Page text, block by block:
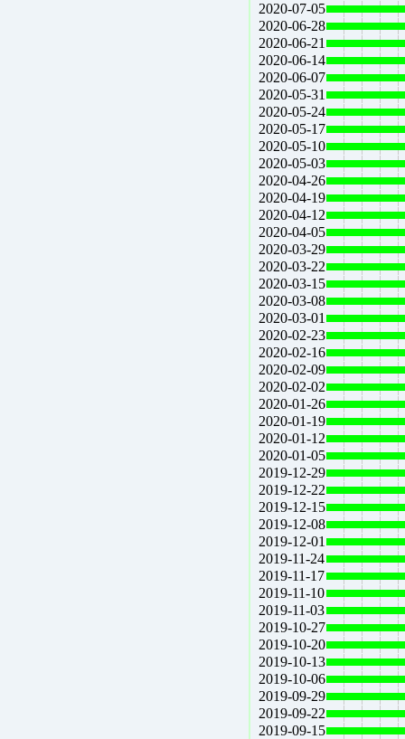
2020-07-05
2020-06-28
2020-06-21
2020-06-14
2020-06-07
2020-05-31
2020-05-24
2020-05-17
2020-05-10
2020-05-03
2020-04-26
2020-04-19
2020-04-12
2020-04-05
2020-03-29
2020-03-22
2020-03-15
2020-03-08
2020-03-01
2020-02-23
2020-02-16
2020-02-09
2020-02-02
2020-01-26
2020-01-19
2020-01-12
2020-01-05
2019-12-29
2019-12-22
2019-12-15
2019-12-08
2019-12-01
2019-11-24
2019-11-17
2019-11-10
2019-11-03
2019-10-27
2019-10-20
2019-10-13
2019-10-06
2019-09-29
2019-09-22
2019-09-15